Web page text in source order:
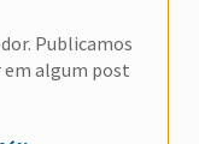
Publicamos
em algum post